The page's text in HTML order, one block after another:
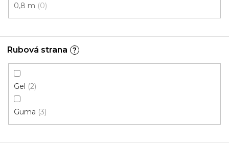
0,8 m 0
Rubová strana ?
Gel 2
Guma 3